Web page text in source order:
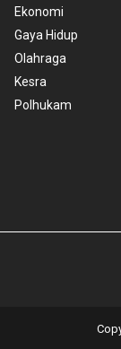
Ekonomi
Gaya Hidup
Olahraga
Kesra
Polhukam